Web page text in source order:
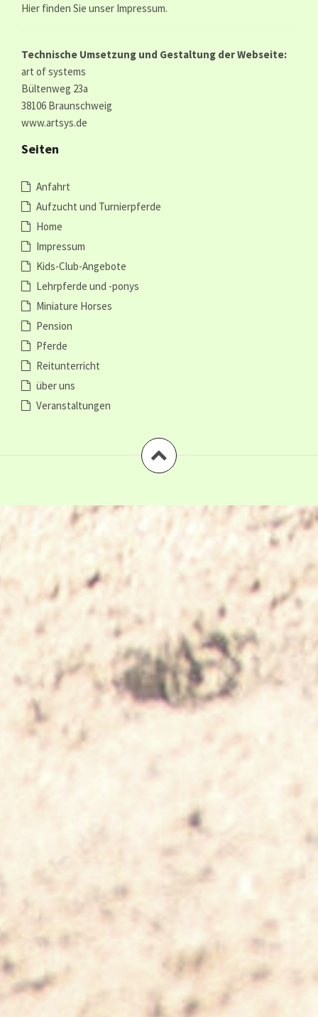
Hier finden Sie unser Impressum.
Technische Umsetzung und Gestaltung der Webseite:
art of systems
Bültenweg 23a
38106 Braunschweig
www.artsys.de
Seiten
Anfahrt
Aufzucht und Turnierpferde
Home
Impressum
Kids-Club-Angebote
Lehrpferde und -ponys
Miniature Horses
Pension
Pferde
Reitunterricht
über uns
Veranstaltungen